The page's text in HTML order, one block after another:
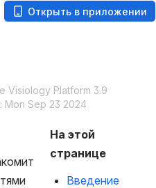
Открыть в приложении
Visiology Platform 3.9
Sep 23 2024
На этой
странице
Введение